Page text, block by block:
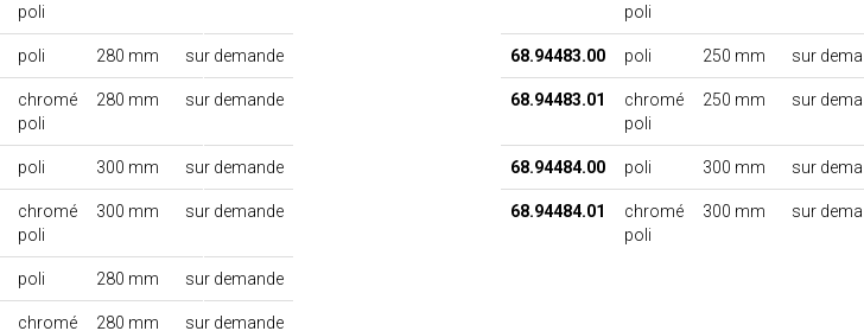
poli
poli 280 mm sur demande
chromé
poli
280 mm sur demande
poli 300 mm sur demande
chromé
poli
300 mm sur demande
poli 280 mm sur demande
chromé
280 mm sur demande
poli
68.94483.00 poli 250 mm sur
68.94483.01
chromé
poli
250 mm sur
68.94484.00 poli 300 mm sur
68.94484.01
chromé
poli
300 mm sur